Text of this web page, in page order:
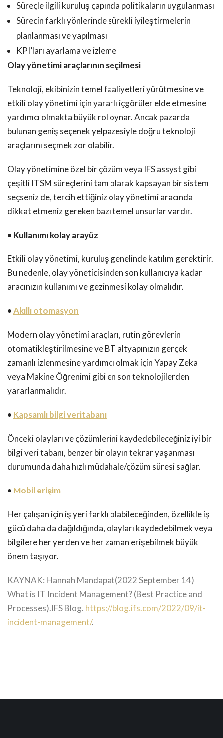
Süreçle ilgili kuruluş çapında politikaların uygulanması
Sürecin farklı yönlerinde sürekli iyileştirmelerin
planlanması ve yapılması
KPI’ları ayarlama ve izleme
Olay yönetimi araçlarının seçilmesi
Teknoloji, ekibinizin temel faaliyetleri yürütmesine ve
etkili olay yönetimi için yararlı içgörüler elde etmesine
yardımcı olmakta büyük rol oynar. Ancak pazarda
bulunan geniş seçenek yelpazesiyle doğru teknoloji
araçlarını seçmek zor olabilir.
Olay yönetimine özel bir çözüm veya IFS assyst gibi
çeşitli ITSM süreçlerini tam olarak kapsayan bir sistem
seçseniz de, tercih ettiğiniz olay yönetimi aracında
dikkat etmeniz gereken bazı temel unsurlar vardır.
• Kullanımı kolay arayüz
Etkili olay yönetimi, kuruluş genelinde katılım gerektirir.
Bu nedenle, olay yöneticisinden son kullanıcıya kadar
aracınızın kullanımı ve gezinmesi kolay olmalıdır.
•Akıllı otomasyon
Modern olay yönetimi araçları, rutin görevlerin
otomatikleştirilmesine ve BT altyapınızın gerçek
zamanlı izlenmesine yardımcı olmak için Yapay Zeka
veya Makine Öğrenimi gibi en son teknolojilerden
yararlanmalıdır.
• Kapsamlı bilgi veritabanı
Önceki olayları ve çözümlerini kaydedebileceğiniz iyi bir
bilgi veri tabanı, benzer bir olayın tekrar yaşanması
durumunda daha hızlı müdahale/çözüm süresi sağlar.
• Mobil erişim
Her çalışan için iş yeri farklı olabileceğinden, özellikle iş
gücü daha da dağıldığında, olayları kaydedebilmek veya
bilgilere her yerden ve her zaman erişebilmek büyük
önem taşıyor.
KAYNAK: Hannah Mandapat(2022 September 14)
What is IT Incident Management? (Best Practice and
Processes).IFS Blog. https://blog.ifs.com/2022/09/it-
incident-management/.